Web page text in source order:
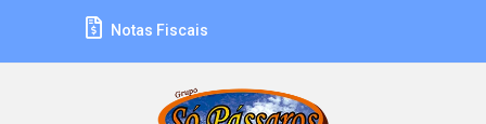
Notas Fiscais